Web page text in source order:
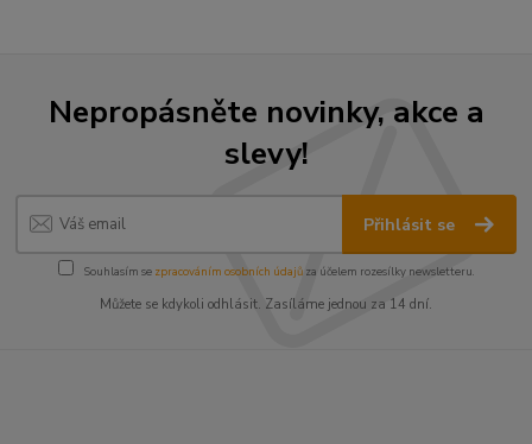
Nepropásněte novinky, akce a
slevy!
Přihlásit se
Souhlasím se zpracováním osobních údajůza účelem rozesílky newsletteru.
Můžete se kdykoli odhlásit. Zasíláme jednou za 14 dní.